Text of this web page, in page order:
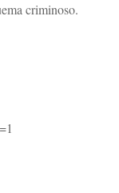
criminoso.